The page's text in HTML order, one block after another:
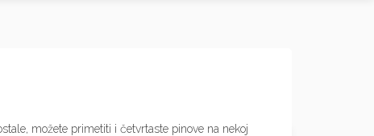
možete primetiti i četvrtaste pinove na nekoj